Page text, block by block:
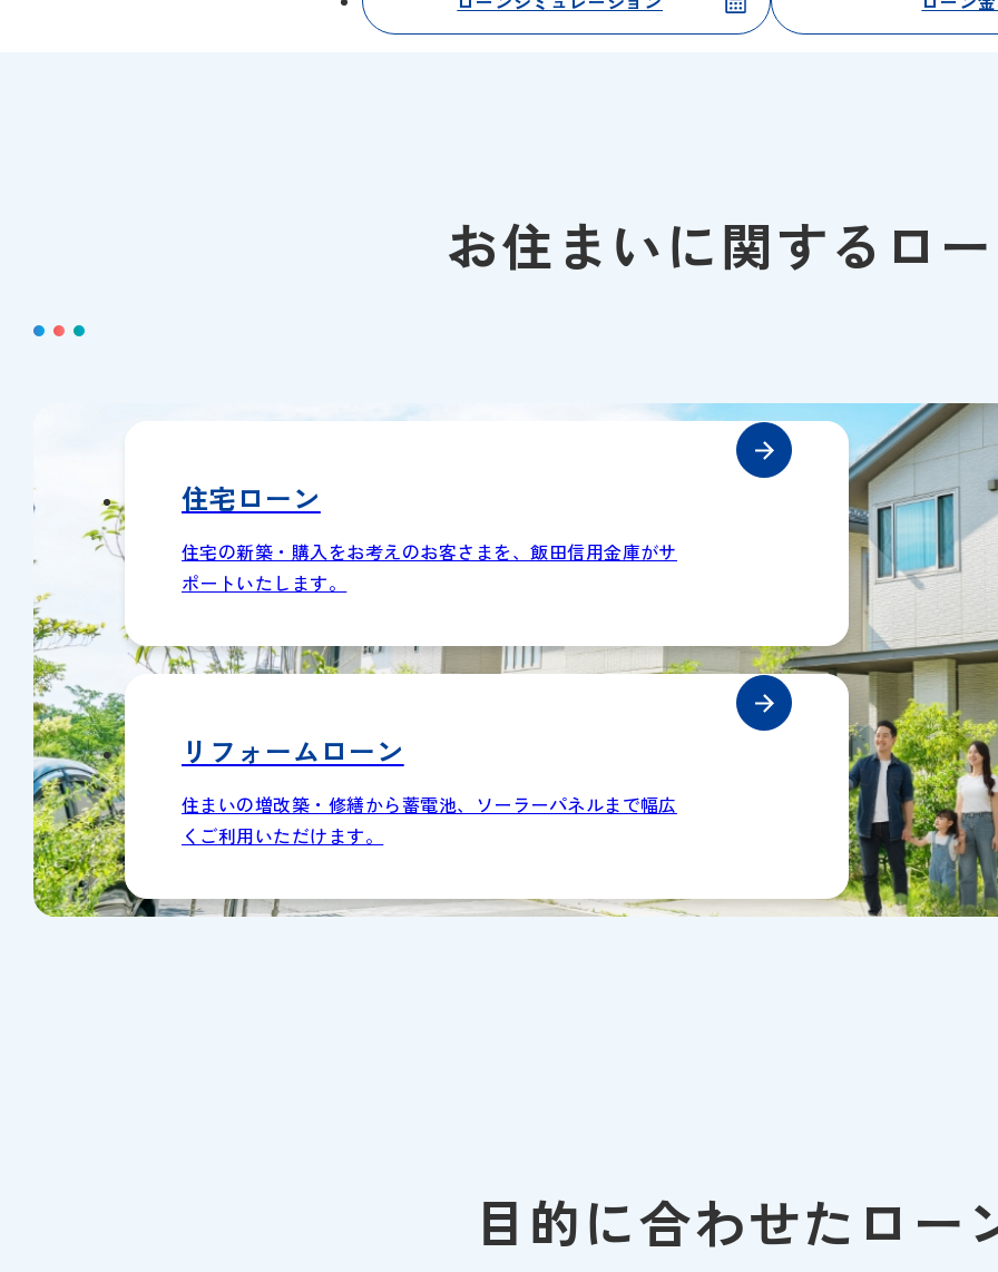
お住まいに関するロ
住宅ローン
住宅の新築・購入をお考えのお客さまを、飯田信用金庫がサ
ポートいたします。
リフォームローン
住まいの増改築・修繕から蓄電池、ソーラーパネルまで幅広
くご利用いただけます。
目的に合わせたロー